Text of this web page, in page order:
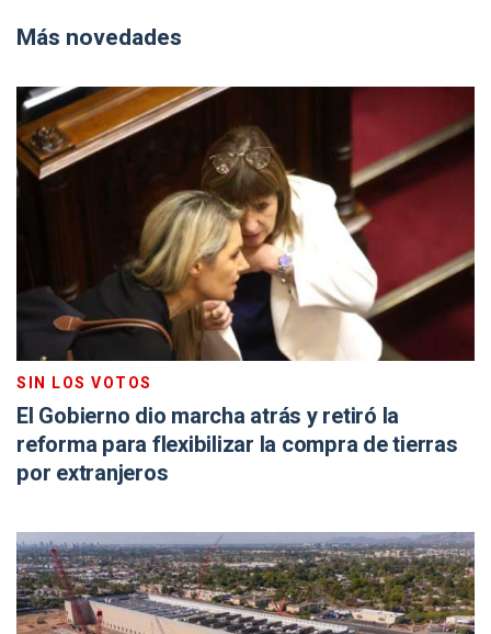
Más novedades
SIN LOS VOTOS
El Gobierno dio marcha atrás y retiró la
reforma para flexibilizar la compra de tierras
por extranjeros